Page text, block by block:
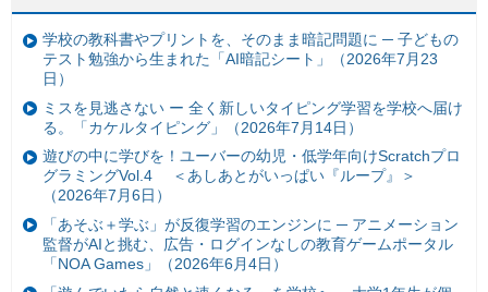
学校の教科書やプリントを、そのまま暗記問題に ─ 子どもの
テスト勉強から生まれた「AI暗記シート」（2026年7月23
日）
ミスを見逃さない ー 全く新しいタイピング学習を学校へ届け
る。「カケルタイピング」（2026年7月14日）
遊びの中に学びを！ユーバーの幼児・低学年向けScratchプロ
グラミングVol.4 ＜あしあとがいっぱい『ループ』＞
（2026年7月6日）
「あそぶ＋学ぶ」が反復学習のエンジンに ─ アニメーション
監督がAIと挑む、広告・ログインなしの教育ゲームポータル
「NOA Games」（2026年6月4日）